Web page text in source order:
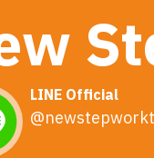
LINE Official